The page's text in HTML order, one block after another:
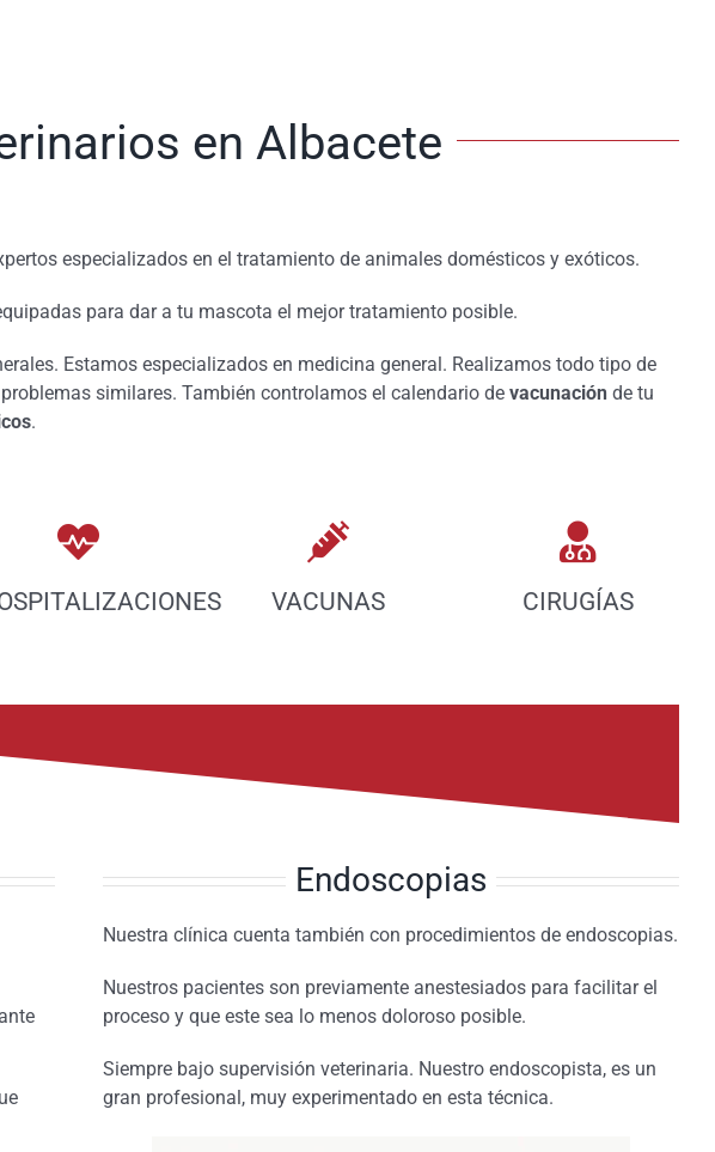
en Albacete
especializados en el tratamiento de animales domésticos y exóticos.
para dar a tu mascota el mejor tratamiento posible.
Estamos especializados en medicina general. Realizamos todo tipo de
similares. También controlamos el calendario de vacunación de tu
.
VACUNAS CIRUGÍAS
Endoscopias
Nuestra clínica cuenta también con procedimientos de endoscopias.
Nuestros pacientes son previamente anestesiados para facilitar el
proceso y que este sea lo menos doloroso posible.
Siempre bajo supervisión veterinaria. Nuestro endoscopista, es un
gran profesional, muy experimentado en esta técnica.